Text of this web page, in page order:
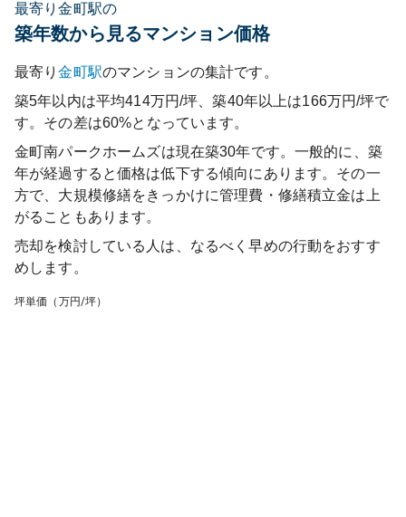
最寄り金町駅の
築年数から見るマンション価格
最寄り金町駅のマンションの集計です。
築5年以内は平均414万円/坪、築40年以上は166万円/坪で
す。その差は60%となっています。
金町南パークホームズは現在築30年です。一般的に、築
年が経過すると価格は低下する傾向にあります。その一
方で、大規模修繕をきっかけに管理費・修繕積立金は上
がることもあります。
売却を検討している人は、なるべく早めの行動をおすす
めします。
坪単価（万円/坪）